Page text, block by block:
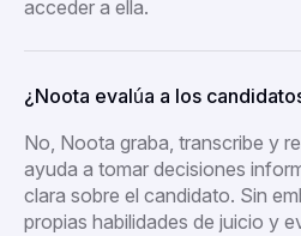
acceder a ella.
¿Noota evalúa a los
No, Noota graba, transcribe y
ayuda a tomar decisiones
clara sobre el candidato. Sin
propias habilidades de juicio y